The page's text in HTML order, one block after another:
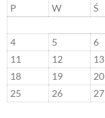
P
W Ś
4
5 6
11
12 13
18
19 20
25
26 27